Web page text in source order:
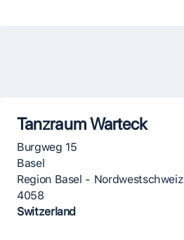
Tanzraum Warteck
Burgweg 15
Basel
Region Basel - Nordwestschweiz
4058
Switzerland